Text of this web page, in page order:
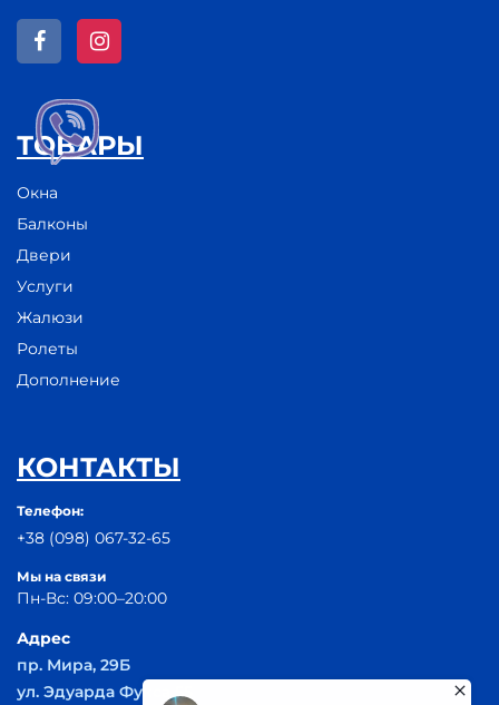
ТОВАРЫ
Окна
Балконы
Двери
Услуги
Жалюзи
Ролеты
Дополнение
КОНТАКТЫ
Телефон:
+38 (098) 067-32-65
Мы на связи
Пн-Вс: 09:00–20:00
Адрес
пр. Мира, 29Б
ул. Эдуарда Фукса 55